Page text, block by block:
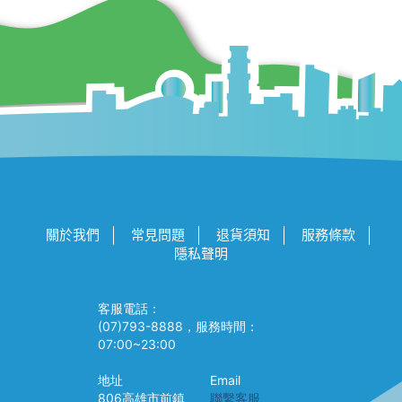
關於我們 常見問題 退貨須知
服務條款
隱私聲明
客服電話：
(07)793-8888，服務時間：
07:00~23:00
地址
806高雄市前鎮
Email
聯繫客服